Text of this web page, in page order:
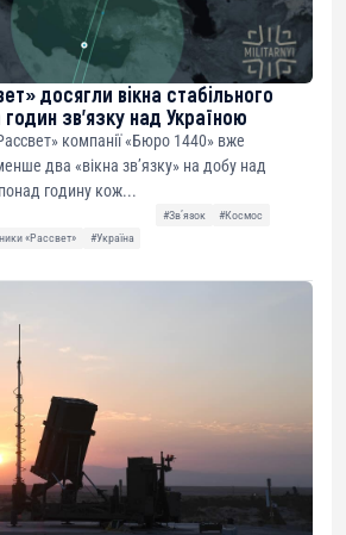
досягли вікна стабільного
годин зв’язку над Україною
компанії «Бюро 1440» вже
два «вікна зв’язку» на добу над
годину кож...
#Звʼязок
#Космос
«Рассвет»
#Україна